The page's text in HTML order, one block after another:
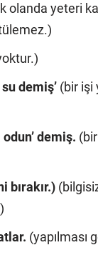
olanda yeteri
demiş’ (bir işi
odun’ demiş.
bırakır.)
(yapılması